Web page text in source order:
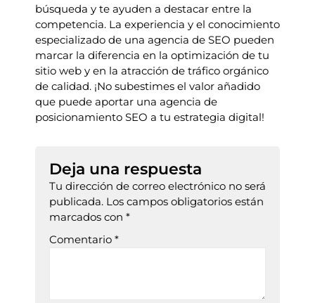
búsqueda y te ayuden a destacar entre la
competencia. La experiencia y el conocimiento
especializado de una agencia de SEO pueden
marcar la diferencia en la optimización de tu
sitio web y en la atracción de tráfico orgánico
de calidad. ¡No subestimes el valor añadido
que puede aportar una agencia de
posicionamiento SEO a tu estrategia digital!
Deja una respuesta
Tu dirección de correo electrónico no será
publicada. Los campos obligatorios están
marcados con *
Comentario *